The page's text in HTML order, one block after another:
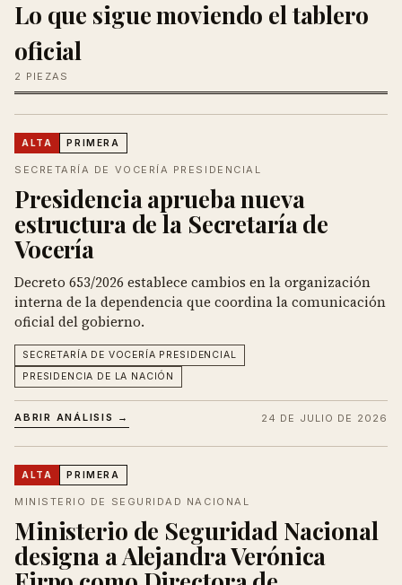
Lo que sigue moviendo el tablero
oficial
2 PIEZAS
ALTA PRIMERA
SECRETARÍA DE VOCERÍA PRESIDENCIAL
Presidencia aprueba nueva
estructura de la Secretaría de
Vocería
Decreto 653/2026 establece cambios en la organización
interna de la dependencia que coordina la comunicación
oficial del gobierno.
SECRETARÍA DE VOCERÍA PRESIDENCIAL
PRESIDENCIA DE LA NACIÓN
ABRIR ANÁLISIS → 24 DE JULIO DE 2026
ALTA PRIMERA
MINISTERIO DE SEGURIDAD NACIONAL
Ministerio de Seguridad Nacional
designa a Alejandra Verónica